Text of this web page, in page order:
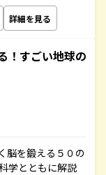
詳細を見る
！すごい地球の
脳を鍛える５０の
学とともに解説